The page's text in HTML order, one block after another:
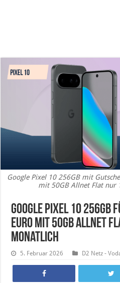
Google Pixel 10 256GB mit
mit 50GB Allnet Flat nur
Google Pixel 10 256GB
Euro mit 50GB Allnet
monatlich
5. Februar 2026 D2 Netz -